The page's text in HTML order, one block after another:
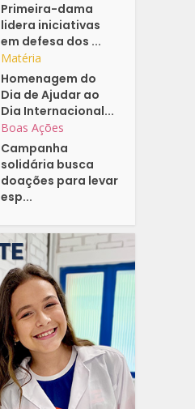
Primeira-dama
lidera iniciativas
em defesa dos ...
Matéria
Homenagem do
Dia de Ajudar ao
Dia Internacional...
Boas Ações
Campanha
solidária busca
doações para levar
esp...